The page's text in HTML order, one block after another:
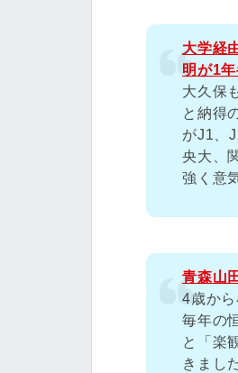
大学経
明が1
大久保
と納得
がJ1、
央大、
強く意
青森山
4歳か
毎年の
と「楽
きまし